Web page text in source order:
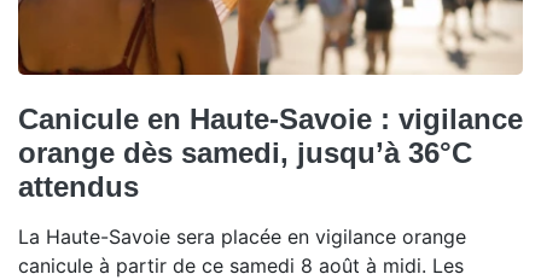
Canicule en Haute-Savoie : vigilance
orange dès samedi, jusqu’à 36°C
attendus
La Haute-Savoie sera placée en vigilance orange
canicule à partir de ce samedi 8 août à midi. Les